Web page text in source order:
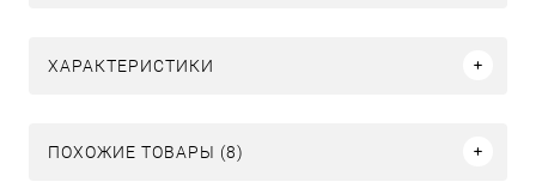
ХАРАКТЕРИСТИКИ
ПОХОЖИЕ ТОВАРЫ (8)